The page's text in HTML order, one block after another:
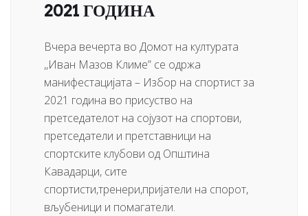
2021 ГОДИНА
Вчера вечерта во Домот на културата
,,Иван Мазов Климе” се одржа
манифестацијата – Избор на спортист за
2021 година во присуство на
претседателот на сојузот на спортови,
претседатели и претставници на
спортските клубови од Општина
Кавадарци, сите
спортисти,тренери,пријатели на спорот,
вљубеници и помагатели.